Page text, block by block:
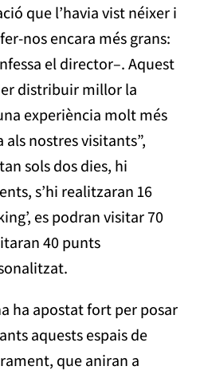
que l’havia vist néixer i
nos encara més grans:
el director–. Aquest
distribuir millor la
experiència molt més
nostres visitants”,
sols dos dies, hi
s’hi realitzaran 16
es podran visitar 70
40 punts
ha apostat fort per posar
aquests espais de
que aniran a